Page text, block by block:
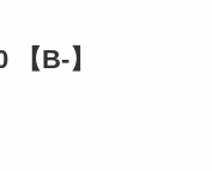
B-】